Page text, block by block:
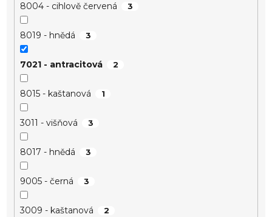
8004 - cihlově červená 3
8019 - hnědá 3
7021 - antracitová 2
8015 - kaštanová 1
3011 - višňová 3
8017 - hnědá 3
9005 - černá 3
3009 - kaštanová 2